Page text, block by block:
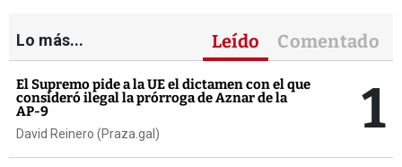
Lo más... Leído Comentado
El Supremo pide a la UE el dictamen con el que
consideró ilegal la prórroga de Aznar de la
AP-9
David Reinero (Praza.gal) 1